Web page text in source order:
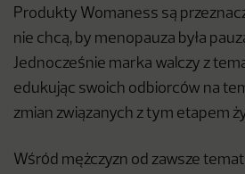
Produkty Womaness są
nie chcą, by menopauza była
Jednocześnie marka walczy z
edukując swoich odbiorców na
zmian związanych z tym etapem
Wśród mężczyzn od zawsze